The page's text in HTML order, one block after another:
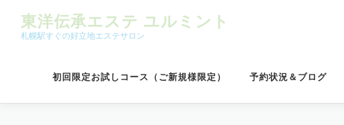
東洋伝承エステ ユルミント
札幌駅すぐの好立地エステサロン
初回限定お試しコース（ご新規様限定） 予約状況＆ブログ